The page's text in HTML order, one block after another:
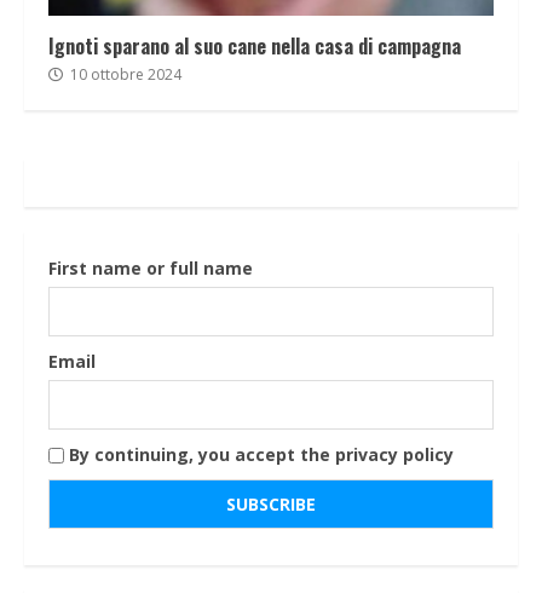
Ignoti sparano al suo cane nella casa di campagna
10 ottobre 2024
First name or full name
Email
By continuing, you accept the privacy policy